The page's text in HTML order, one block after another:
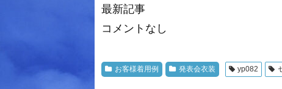
最新記事
コメントなし
お客様着用例 発表会衣装 yp082